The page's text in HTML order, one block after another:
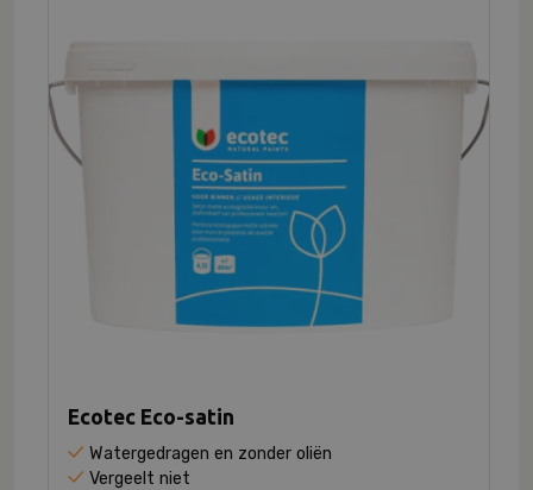
Ecotec Eco-satin
Watergedragen en zonder oliën
Vergeelt niet